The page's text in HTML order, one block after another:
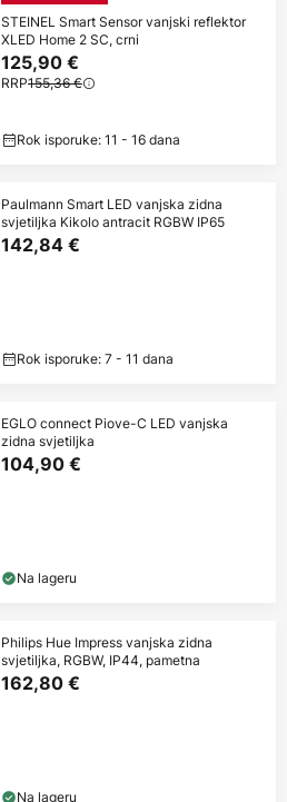
STEINEL Smart Sensor vanjski reflektor
XLED Home 2 SC, crni
125,90 €
RRP155,36 €
Rok isporuke: 11 - 16 dana
Paulmann Smart LED vanjska zidna
svjetiljka Kikolo antracit RGBW IP65
142,84 €
Rok isporuke: 7 - 11 dana
EGLO connect Piove-C LED vanjska
zidna svjetiljka
104,90 €
Na lageru
Philips Hue Impress vanjska zidna
svjetiljka, RGBW, IP44, pametna
162,80 €
Na lageru